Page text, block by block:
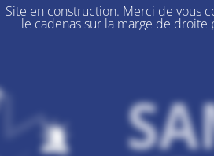
Site en construction. Merci de vous
le cadenas sur la marge de droite